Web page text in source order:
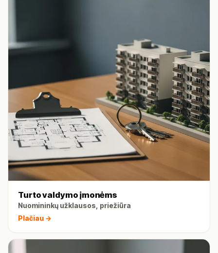
Turto valdymo įmonėms
Nuomininkų užklausos, priežiūra
Plačiau →